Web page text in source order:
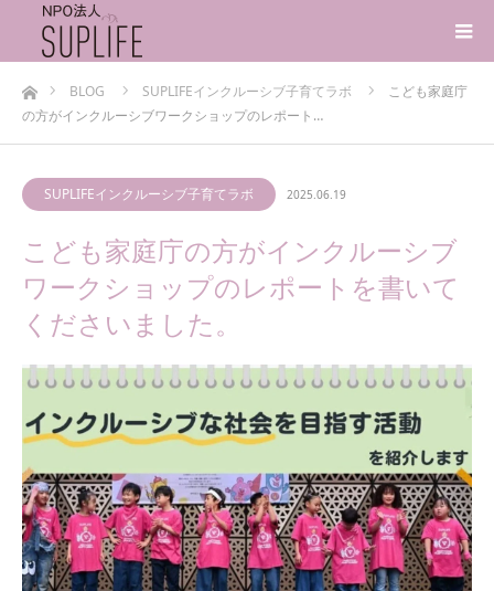
ホームBLOG SUPLIFEインクルーシブ子育てラボ
こども家庭庁
の方がインクルーシブワークショップのレポート…
SUPLIFEインクルーシブ子育てラボ 2025.06.19
こども家庭庁の方がインクルーシブ
ワークショップのレポートを書いて
くださいました。